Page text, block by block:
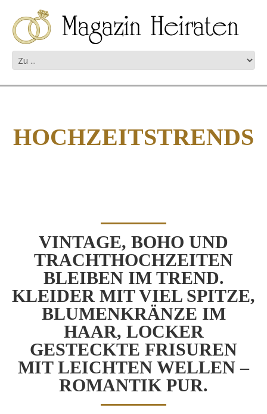
HOCHZEITSTRENDS
VINTAGE, BOHO UND
TRACHTHOCHZEITEN
BLEIBEN IM TREND.
KLEIDER MIT VIEL SPITZE,
BLUMENKRÄNZE IM
HAAR, LOCKER
GESTECKTE FRISUREN
MIT LEICHTEN WELLEN –
ROMANTIK PUR.